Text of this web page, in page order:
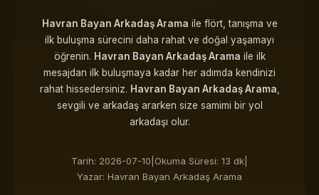
Havran Bayan Arkadaş Arama ile flört, tanışma ve
ilk buluşma sürecini daha rahat ve doğal yaşamayı
öğrenin. Havran Bayan Arkadaş Arama ile ilk
mesajdan ilk buluşmaya kadar her adımda kendinizi
rahat hissedersiniz. Havran Bayan Arkadaş Arama
sevgili ve arkadaş ararken size samimi bir yol
arkadaşı olur.
Tarih: 2026-07-10 Okuma Süresi: 13 dk
Yazar: Havran Bayan Arkadaş Arama